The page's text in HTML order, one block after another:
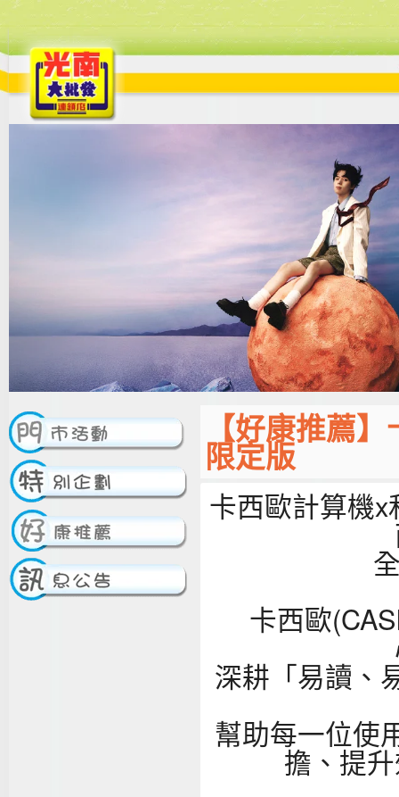
【好康推薦
限定版
卡西歐計算機
卡西歐
深耕「易讀、
幫助每一位使
擔、提